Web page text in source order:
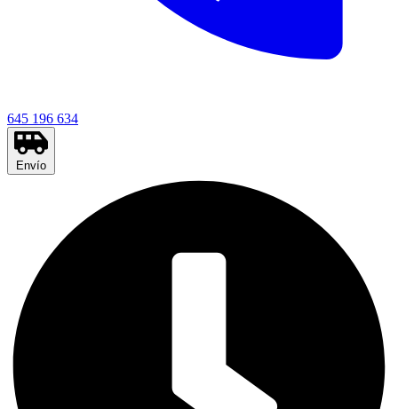
645 196 634
Envío